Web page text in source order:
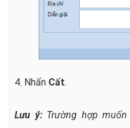
4. Nhấn Cất.
Lưu ý:Trường hợp muốn